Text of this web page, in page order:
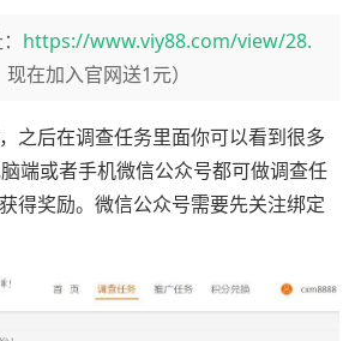
https://www.viy88.com/view/28.
现在加入官网送1元）
之后在调查任务里面你可以看到很多
端或者手机微信公众号都可做调查任
得奖励。微信公众号需要先关注绑定